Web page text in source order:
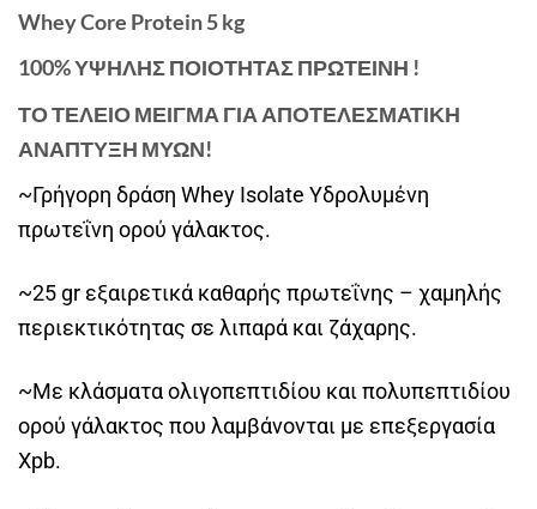
Whey Core Protein 5 kg
100% ΥΨΗΛΗΣ ΠΟΙΟΤΗΤΑΣ ΠΡΩΤΕΙΝΗ !
ΤΟ ΤΕΛΕΙΟ ΜΕΙΓΜΑ ΓΙΑ ΑΠΟΤΕΛΕΣΜΑΤΙΚΗ
ΑΝΑΠΤΥΞΗ ΜΥΩΝ!
~Γρήγορη δράση Whey Isolate Υδρολυμένη
πρωτεΐνη ορού γάλακτος.
~25 gr εξαιρετικά καθαρής πρωτεΐνης – χαμηλής
περιεκτικότητας σε λιπαρά και ζάχαρης.
~Με κλάσματα ολιγοπεπτιδίου και πολυπεπτιδίου
ορού γάλακτος που λαμβάνονται με επεξεργασία
Xpb.